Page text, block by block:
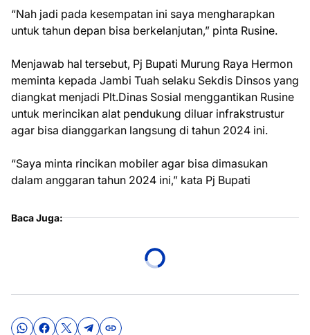
“Nah jadi pada kesempatan ini saya mengharapkan
untuk tahun depan bisa berkelanjutan,” pinta Rusine.
Menjawab hal tersebut, Pj Bupati Murung Raya Hermon
meminta kepada Jambi Tuah selaku Sekdis Dinsos yang
diangkat menjadi Plt.Dinas Sosial menggantikan Rusine
untuk merincikan alat pendukung diluar infrakstrustur
agar bisa dianggarkan langsung di tahun 2024 ini.
“Saya minta rincikan mobiler agar bisa dimasukan
dalam anggaran tahun 2024 ini,” kata Pj Bupati
Baca Juga: